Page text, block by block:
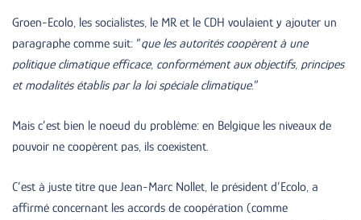
Groen-Ecolo, les socialistes, le MR et le CDH voulaient y ajouter un
paragraphe comme suit: “que les autorités coopèrent à une
politique climatique efficace, conformément aux objectifs, principes
et modalités établis par la loi spéciale climatique.”
Mais c’est bien le noeud du problème: en Belgique les niveaux de
pouvoir ne coopèrent pas, ils coexistent.
C’est à juste titre que Jean-Marc Nollet, le président d’Ecolo, a
affirmé concernant les accords de coopération (comme